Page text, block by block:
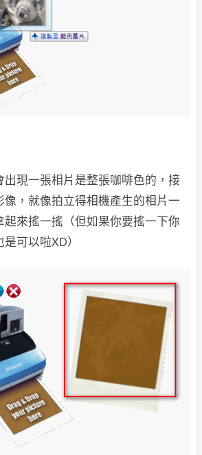
出現一張相片是整張咖啡色的，接
像，就像拍立得相機產生的相片一
起來搖一搖（但如果你要搖一下你
可以啦XD）